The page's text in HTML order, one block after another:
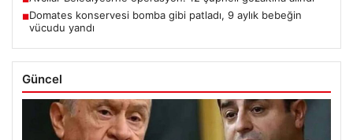
■Domates konservesi bomba gibi patladı, 9 aylık bebeğin
vücudu yandı
Güncel